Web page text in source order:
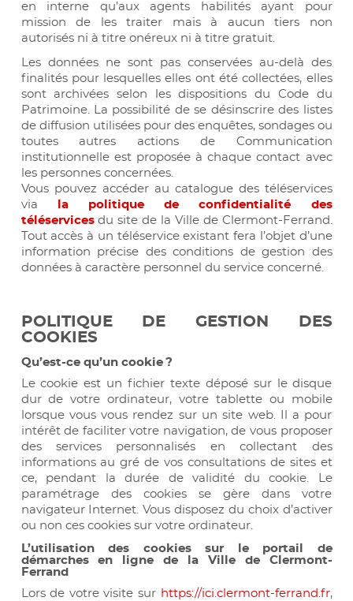
en interne qu’aux agents habilités ayant pour
mission de les traiter mais à aucun tiers non
autorisés ni à titre onéreux ni à titre gratuit.
Les données ne sont pas conservées au-delà des
finalités pour lesquelles elles ont été collectées, elles
sont archivées selon les dispositions du Code du
Patrimoine. La possibilité de se désinscrire des listes
de diffusion utilisées pour des enquêtes, sondages ou
toutes autres actions de Communication
institutionnelle est proposée à chaque contact avec
les personnes concernées.
Vous pouvez accéder au catalogue des téléservices
via
la politique de confidentialité des
téléservices du site de la Ville de Clermont-Ferrand.
Tout accès à un téléservice existant fera l’objet d’une
information précise des conditions de gestion des
données à caractère personnel du service concerné.
POLITIQUE DE GESTION DES
COOKIES
Qu’est-ce qu’un cookie ?
Le cookie est un fichier texte déposé sur le disque
dur de votre ordinateur, votre tablette ou mobile
lorsque vous vous rendez sur un site web. Il a pour
intérêt de faciliter votre navigation, de vous proposer
des services personnalisés en collectant des
informations au gré de vos consultations de sites et
ce, pendant la durée de validité du cookie. Le
paramétrage des cookies se gère dans votre
navigateur Internet. Vous disposez du choix d’activer
ou non ces cookies sur votre ordinateur.
L’utilisation des cookies sur le portail de
démarches en ligne de la Ville de Clermont-
Ferrand
Lors de votre visite sur https://ici.clermont-ferrand.fr,